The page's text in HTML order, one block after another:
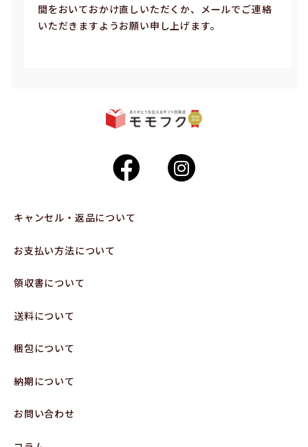
間をおいておかけ直しいただくか、メールでご連絡
いただきますようお願い申し上げます。
キャンセル・返品について
お支払い方法について
領収書について
送料について
梱包について
納期について
お問い合わせ